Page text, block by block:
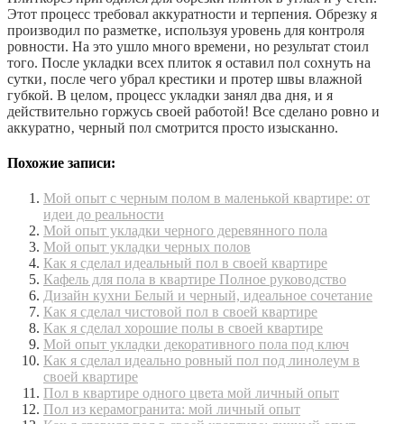
Этот процесс требовал аккуратности и терпения. Обрезку я
производил по разметке‚ используя уровень для контроля
ровности. На это ушло много времени‚ но результат стоил
того. После укладки всех плиток я оставил пол сохнуть на
сутки‚ после чего убрал крестики и протер швы влажной
губкой. В целом‚ процесс укладки занял два дня‚ и я
действительно горжусь своей работой! Все сделано ровно и
аккуратно‚ черный пол смотрится просто изысканно.
Похожие записи:
Мой опыт с черным полом в маленькой квартире: от
идеи до реальности
Мой опыт укладки черного деревянного пола
Мой опыт укладки черных полов
Как я сделал идеальный пол в своей квартире
Кафель для пола в квартире Полное руководство
Дизайн кухни Белый и черный, идеальное сочетание
Как я сделал чистовой пол в своей квартире
Как я сделал хорошие полы в своей квартире
Мой опыт укладки декоративного пола под ключ
Как я сделал идеально ровный пол под линолеум в
своей квартире
Пол в квартире одного цвета мой личный опыт
Пол из керамогранита: мой личный опыт